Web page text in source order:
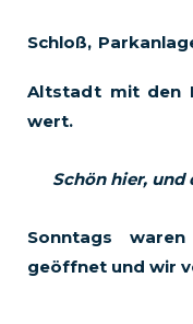
Schloß,
Altstadt mit den
wert.
Schön hier, und
Sonntags
geöffnet und wir